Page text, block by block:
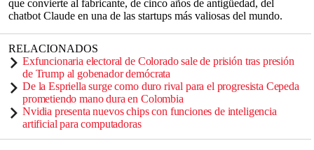
que convierte al fabricante, de cinco años de antigüedad, del
chatbot Claude en una de las startups más valiosas del mundo.
RELACIONADOS
Exfuncionaria electoral de Colorado sale de prisión tras presión
de Trump al gobenador demócrata
De la Espriella surge como duro rival para el progresista Cepeda
prometiendo mano dura en Colombia
Nvidia presenta nuevos chips con funciones de inteligencia
artificial para computadoras